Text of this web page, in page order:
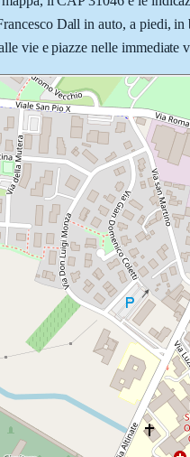
Dall in auto, a piedi, in
vie e piazze nelle immediate